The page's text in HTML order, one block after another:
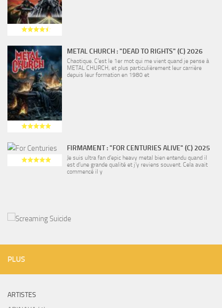
METAL CHURCH : "DEAD TO RIGHTS" (C) 2026
Chaotique. C’est le 1er mot qui me vient quand je pense à
METAL CHURCH, et plus particulièrement leur carrière
depuis leur formation en 1980 et
FIRMAMENT : "FOR CENTURIES ALIVE" (C) 2025
Je suis ultra fan d’epic heavy metal bien entendu quand il
est d’une grande qualité et j’y reviens souvent. Cela avait
commencé il y
PLUS
ARTISTES